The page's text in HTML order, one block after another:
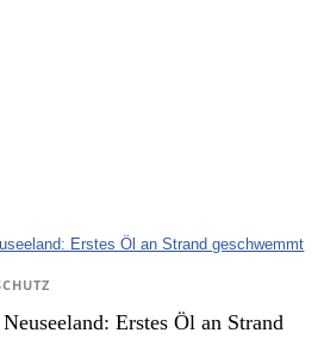
Erstes Öl an Strand